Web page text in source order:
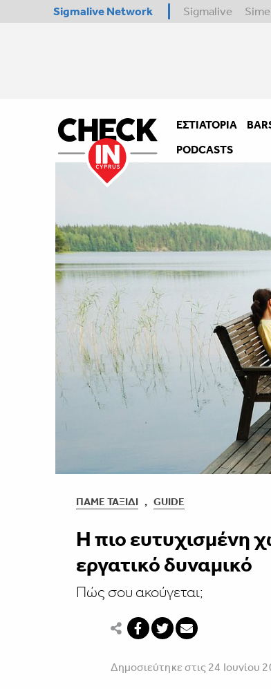
Sigmalive Network Sigmalive
ΕΣΤΙΑΤΌΡΙΑ
PODCASTS
ΠΆΜΕ ΤΑΞΊΔΙ , GUIDE
Η πιο ευτυχισμένη
εργατικό δυναμικό
Πώς σου ακούγεται;
Δημοσιεύτηκε στις 24 Ιουνίου